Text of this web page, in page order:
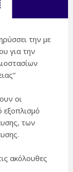
την με
για την
οι
εξοπλισμό
των
ακόλουθες